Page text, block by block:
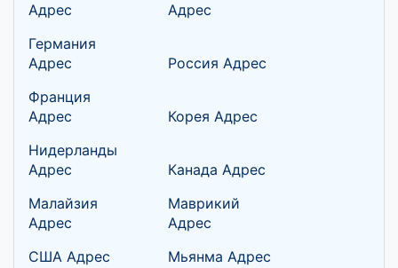
Адрес
Адрес
Германия
Адрес
Россия Адрес
Франция
Адрес
Корея Адрес
Нидерланды
Адрес
Канада Адрес
Малайзия
Адрес
Маврикий
Адрес
США Адрес
Мьянма Адрес